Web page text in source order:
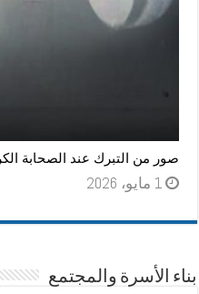
صور من التبرك عند الصحابة
1 مايو، 2026
بناء الأسرة والمجتمع